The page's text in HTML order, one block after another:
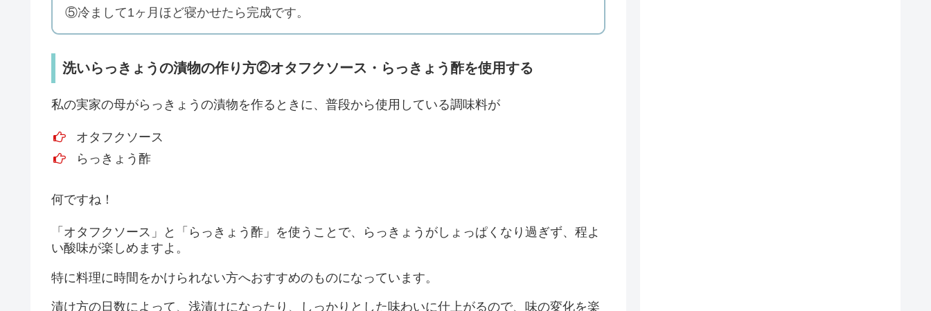
⑤冷まして1ヶ月ほど寝かせたら完成です。
洗いらっきょうの漬物の作り方②オタフクソース・らっきょう酢を使用する
私の実家の母がらっきょうの漬物を作るときに、普段から使用している調味料が
オタフクソース
らっきょう酢
何ですね！
「オタフクソース」と「らっきょう酢」を使うことで、らっきょうがしょっぱくなり過ぎず、程よ
い酸味が楽しめますよ。
特に料理に時間をかけられない方へおすすめのものになっています。
漬け方の日数によって、浅漬けになったり、しっかりとした味わいに仕上がるので、味の変化を楽